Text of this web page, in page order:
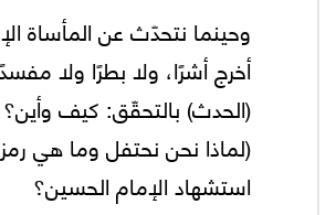
وحينما نتحدّث عن المأساة
أخرج أشرًا، ولا بطرًا ولا
(الحدث) بالتحقّق: كيف وأين؟
(لماذا نحن نحتفل وما هي
استشهاد الإمام الحسين؟